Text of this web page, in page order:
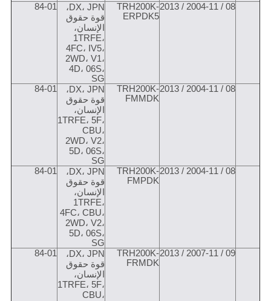
08 / 2004-11 / 2013
TRH200K-
ERPDK5
DX، JPN،
قوة حقوق
الإنسان،
1TRFE،
4FC، IV5،
2WD، V1،
4D، 06S،
SG
84-01
08 / 2004-11 / 2013
TRH200K-
FMMDK
DX، JPN،
قوة حقوق
الإنسان،
1TRFE، 5F،
CBU،
2WD، V2،
5D، 06S،
SG
84-01
08 / 2004-11 / 2013
TRH200K-
FMPDK
DX، JPN،
قوة حقوق
الإنسان،
1TRFE،
4FC، CBU،
2WD، V2،
5D، 06S،
SG
84-01
09 / 2007-11 / 2013
TRH200K-
FRMDK
DX، JPN،
قوة حقوق
الإنسان،
1TRFE، 5F،
CBU،
84-01